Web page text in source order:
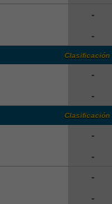
-
-
Clasificación
-
-
Clasificación
-
-
-
-